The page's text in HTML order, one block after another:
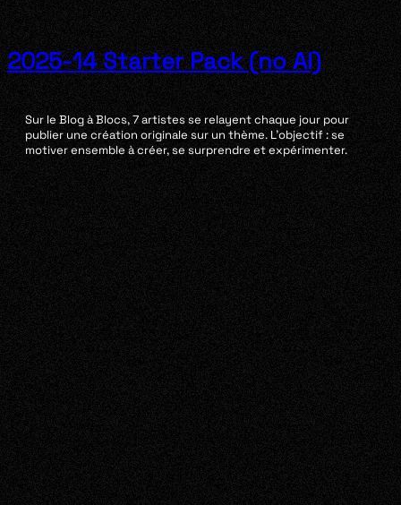
2025-14 Starter Pack (no AI)
Sur le Blog à Blocs, 7 artistes se relayent chaque jour pour
publier une création originale sur un thème. L’objectif : se
motiver ensemble à créer, se surprendre et expérimenter.